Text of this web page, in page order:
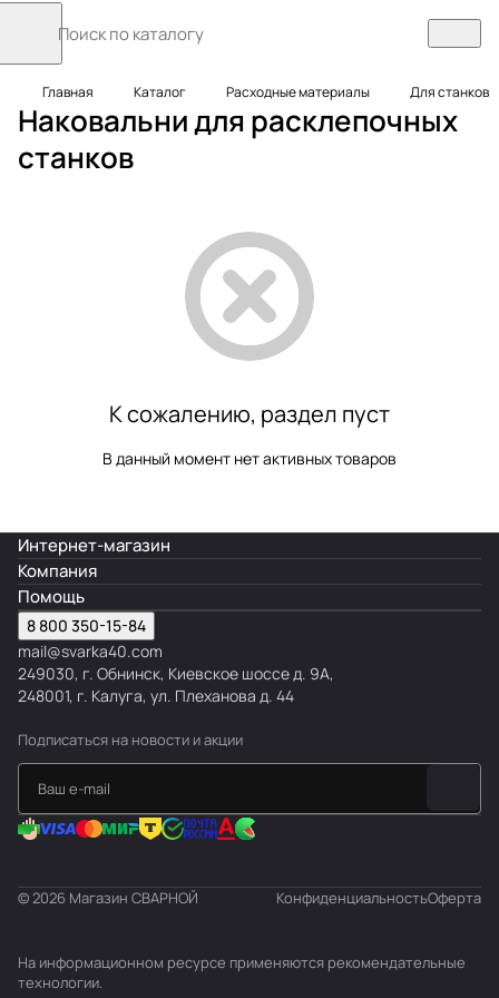
Главная Каталог Расходные материалы Для станков
Наковальни для расклепочных
станков
К сожалению, раздел пуст
В данный момент нет активных товаров
Интернет-магазин
Компания
Помощь
8 800 350-15-84
mail@svarka40.com
249030, г. Обнинск, Киевское шоссе д. 9А,
248001, г. Калуга, ул. Плеханова д. 44
Подписаться на новости и акции
© 2026 Магазин СВАРНОЙ КонфиденциальностьОферта
На информационном ресурсе применяются рекомендательные
технологии.